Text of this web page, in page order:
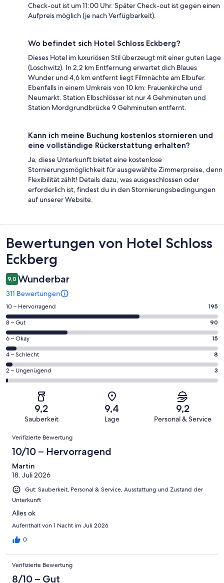
Check-out ist um 11:00 Uhr. Später Check-out ist gegen einen
Aufpreis möglich (je nach Verfügbarkeit).
Wo befindet sich Hotel Schloss Eckberg?
Dieses Hotel im luxuriösen Stil überzeugt mit einer guten Lage
(Loschwitz). In 2,2 km Entfernung erwartet dich Blaues
Wunder und 4,6 km entfernt liegt Filmnächte am Elbufer.
Ebenfalls in einem Umkreis von 10 km: Frauenkirche und
Neumarkt. Station Elbschlösser ist nur 4 Gehminuten und
Station Mordgrundbrücke 9 Gehminuten entfernt.
Kann ich meine Buchung kostenlos stornieren und
eine vollständige Rückerstattung erhalten?
Ja, diese Unterkunft bietet eine kostenlose
Stornierungsmöglichkeit für ausgewählte Zimmerpreise, denn
Flexibilität zählt! Details dazu, was ausgeschlossen oder
erforderlich ist, findest du in den Stornierungsbedingungen
auf unserer Website.
Bewertungen
Bewertungen von Hotel Schloss
Eckberg
9,0 Wunderbar
311 Bewertungen
195
von
insgesamt
311
Gästebewertungen
haben
eine
Bewertung
Hervorragend
10 – Hervorragend 195
90
von
insgesamt
311
Gästebewertungen
haben
Bewertung
Gut
8 – Gut 90
15
von
insgesamt
311
Gästebewertungen
Bewertung
Okay
6 – Okay 15
8
von
insgesamt
Gästebewertungen
von
Schlecht
4 – Schlecht 8
3
von
insgesamt
Gästebewertungen
haben
eine
von
Ungenügend
2 – Ungenügend 3
9,2
Sauberkeit
9,4
Lage
9,2
Personal & Service
Bewertungen
Verifizierte Bewertung
10/10 – Hervorragend
Martin
18. Juli 2026
Gut: Sauberkeit, Personal & Service, Ausstattung und Zustand der
Unterkunft
Alles ok
Aufenthalt von 1 Nacht im Juli 2026
0
Verifizierte Bewertung
8/10 – Gut